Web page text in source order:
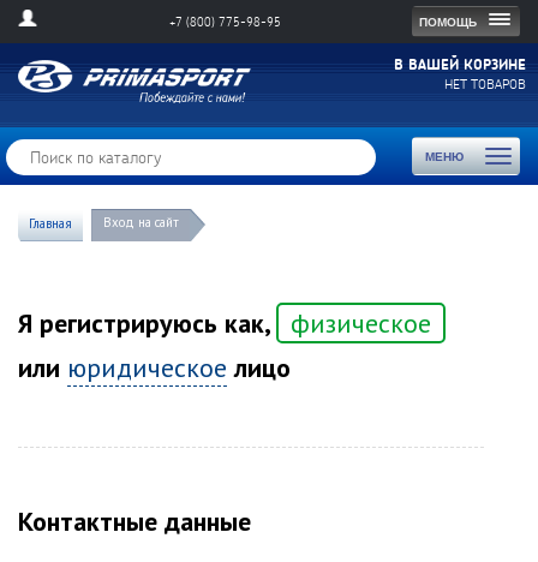
ПОМОЩЬ
+7 (800) 775-98-95
В ВАШЕЙ КОРЗИНЕ
НЕТ ТОВАРОВ
МЕНЮ
Toggle
Главная Вход на сайт
Я регистрируюсь как,
физическое
или юридическое лицо
Контактные данные